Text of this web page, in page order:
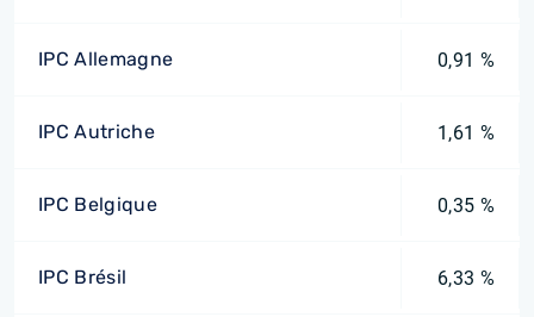
IPC Allemagne 0,91 %
IPC Autriche 1,61 %
IPC Belgique 0,35 %
IPC Brésil 6,33 %